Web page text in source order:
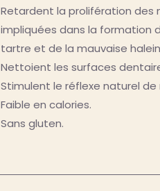
Retardent la prolifération des
impliquées dans la formation
tartre et de la mauvaise
Nettoient les surfaces
Stimulent le réflexe naturel
Faible en calories.
Sans gluten.